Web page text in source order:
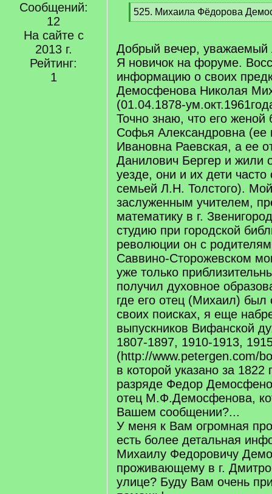
Сообщений:
12
На сайте с
2013 г.
Рейтинг:
1
[
q
525. Михаила Фёдорова
[
q
]
Добрый вечер, уважаемый
Я новичок на форуме.
информацию о своих
Демосфенова Николая
(01.04.1878-
Точно знаю, что его женой
Софья Александровна (ее
Ивановна Раевская, а ее
Данилович Бергер и жили
уезде, они и их дети
семьей Л.Н. Толстого).
заслуженным учителем,
математику в г.
студию при городской
революции он с
Саввино-Сторожевском
уже только
получил духовное
где его отец (Михаил)
своих поисках, я еще
выпускников Вифанской
1807-1897, 1910-1913,
(http://www.petergen.com/
в которой указано за 1822
разряде Федор
отец М.Ф.Демосфенова,
Вашем сообщении?...
У меня к Вам огромная
есть более детальная
Михаилу Федоровичу
проживающему в г.
улице? Буду Вам очень